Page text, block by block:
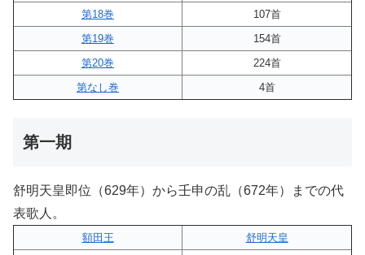
第18巻
107首
第19巻
154首
第20巻
224首
第なし巻
4首
第一期
舒明天皇即位（629年）から壬申の乱（672年）までの代
表歌人。
額田王
舒明天皇